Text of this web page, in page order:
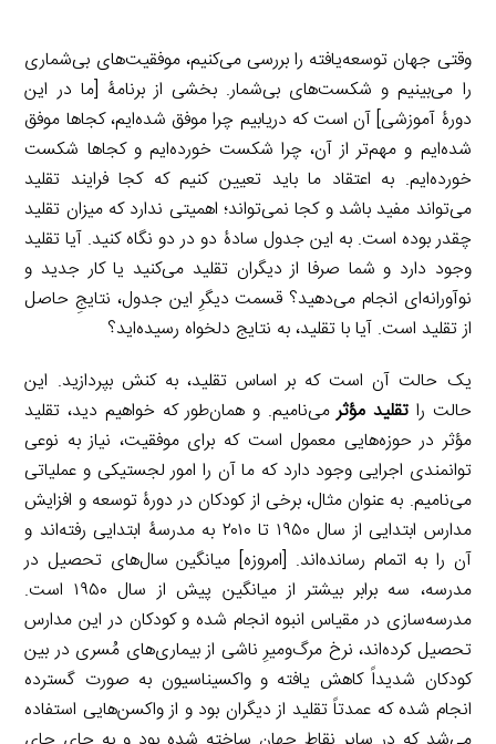
n
k
I
n
r
a
m
l
n
t
وقتی جهان توسعه‌یافته را بررسی می‌کنیم، موفقیت‌های بی‌شماری
را می‌بینیم و شکست‌های بی‌شمار. بخشی از برنامۀ [ما در این
دورۀ آموزشی] آن است که دریابیم چرا موفق شده‌ایم، کجاها موفق
شده‌ایم و مهم‌تر از آن، چرا شکست خورده‌ایم و کجاها شکست
خورده‌ایم. به اعتقاد ما باید تعیین کنیم که کجا فرایند تقلید
می‌تواند مفید باشد و کجا نمی‌تواند؛ اهمیتی ندارد که میزان تقلید
چقدر بوده است. به این جدول سادۀ دو در دو نگاه کنید. آیا تقلید
وجود دارد و شما صرفا از دیگران تقلید می‌کنید یا کار جدید و
نوآورانه‌ای انجام می‌دهید؟ قسمت دیگرِ این جدول، نتایجِ حاصل
از تقلید است. آیا با تقلید، به نتایج دلخواه رسیده‌اید؟
یک حالت آن است که بر اساس تقلید، به کنش بپردازید. این
حالت را تقلید مؤثرمی‌نامیم. و همان‌طور که خواهیم دید، تقلید
مؤثر در حوزه‌هایی معمول است که برای موفقیت، نیاز به نوعی
توانمندی اجرایی وجود دارد که ما آن را امور لجستیکی و عملیاتی
می‌نامیم. به عنوان مثال، برخی از کودکان در دورۀ توسعه و افزایش
مدارس ابتدایی از سال ۱۹۵۰ تا ۲۰۱۰ به مدرسۀ ابتدایی رفته‌اند و
آن را به اتمام رسانده‌اند. [امروزه] میانگین سال‌های تحصیل در
مدرسه، سه برابر بیشتر از میانگین پیش از سال ۱۹۵۰ است.
مدرسه‌سازی در مقیاس انبوه انجام شده و کودکان در این مدارس
تحصیل کرده‌اند، نرخ مرگ‌ومیرِ ناشی از بیماری‌های مُسری در بین
کودکان شدیداً کاهش یافته و واکسیناسیون به صورت گسترده
انجام شده که عمدتاً تقلید از دیگران بود و از واکسن‌هایی استفاده